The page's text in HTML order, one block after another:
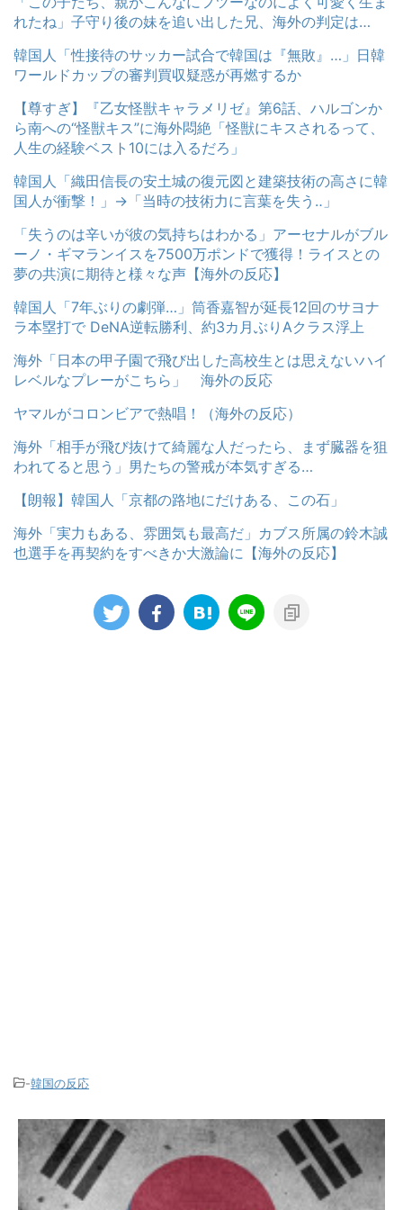
れたね」子守り後の妹を追い出した兄、海外の判定は…
韓国人「性接待のサッカー試合で韓国は『無敗』…」日韓
ワールドカップの審判買収疑惑が再燃するか
【尊すぎ】『乙女怪獣キャラメリゼ』第6話、ハルゴンか
ら南への“怪獣キス”に海外悶絶「怪獣にキスされるって、
人生の経験ベスト10には入るだろ」
韓国人「織田信長の安土城の復元図と建築技術の高さに韓
国人が衝撃！」→「当時の技術力に言葉を失う‥」
「失うのは辛いが彼の気持ちはわかる」アーセナルがブル
ーノ・ギマランイスを7500万ポンドで獲得！ライスとの
夢の共演に期待と様々な声【海外の反応】
韓国人「7年ぶりの劇弾…」筒香嘉智が延長12回のサヨナ
ラ本塁打で DeNA逆転勝利、約3カ月ぶりAクラス浮上
海外「日本の甲子園で飛び出した高校生とは思えないハイ
レベルなプレーがこちら」 海外の反応
ヤマルがコロンビアで熱唱！（海外の反応）
海外「相手が飛び抜けて綺麗な人だったら、まず臓器を狙
われてると思う」男たちの警戒が本気すぎる…
【朗報】韓国人「京都の路地にだけある、この石」
海外「実力もある、雰囲気も最高だ」カブス所属の鈴木誠
也選手を再契約をすべきか大激論に【海外の反応】
-韓国の反応